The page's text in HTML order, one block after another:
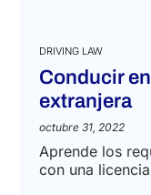
DRIVING LAW
Conducir
extranjera
octubre 31, 2022
Aprende los
con una